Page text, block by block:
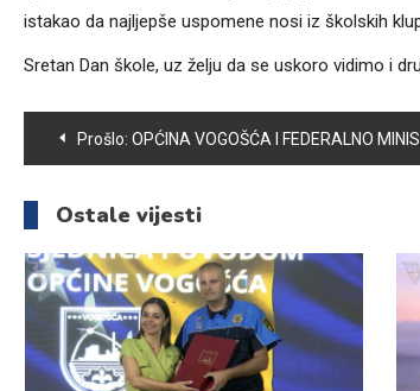
istakao da najljepše uspomene nosi iz školskih
Sretan Dan škole, uz želju da se uskoro vidimo i
Navigacija
članaka
Prošlo: OPĆINA VOGOŠĆA I FEDERALNO MINISTARSTVO POLJOPRIVREDE, VODOPRIVREDE I ŠUMARSTVA POTPISALI SPORAZUM O
Ostale vijesti